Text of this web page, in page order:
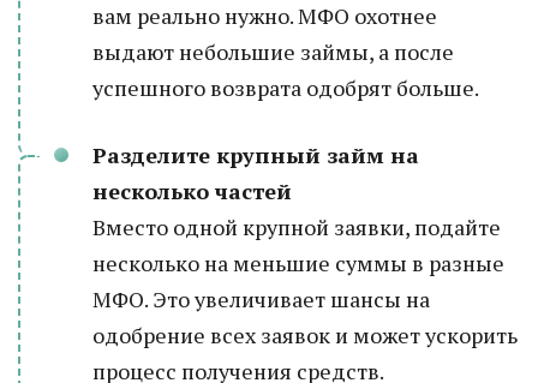
вам реально нужно. МФО охотнее
выдают небольшие займы, а после
успешного возврата одобрят больше.
Разделите крупный займ на
несколько частей
Вместо одной крупной заявки, подайте
несколько на меньшие суммы в разные
МФО. Это увеличивает шансы на
одобрение всех заявок и может ускорить
процесс получения средств.